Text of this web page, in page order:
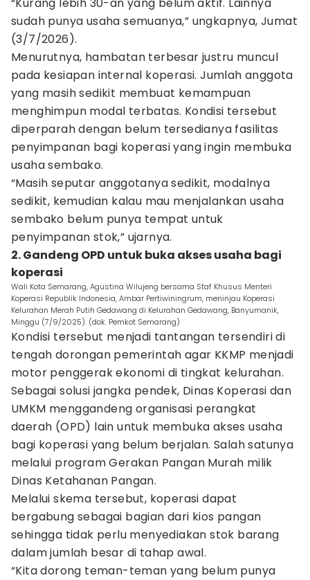
sudah punya usaha semuanya,” ungkapnya, Jumat
(3/7/2026).
Menurutnya, hambatan terbesar justru muncul
pada kesiapan internal koperasi. Jumlah anggota
yang masih sedikit membuat kemampuan
menghimpun modal terbatas. Kondisi tersebut
diperparah dengan belum tersedianya fasilitas
penyimpanan bagi koperasi yang ingin membuka
usaha sembako.
“Masih seputar anggotanya sedikit, modalnya
sedikit, kemudian kalau mau menjalankan usaha
sembako belum punya tempat untuk
penyimpanan stok,” ujarnya.
2. Gandeng OPD untuk buka akses usaha bagi
koperasi
Wali Kota Semarang, Agustina Wilujeng bersama Staf Khusus Menteri
Koperasi Republik Indonesia, Ambar Pertiwiningrum, meninjau Koperasi
Kelurahan Merah Putih Gedawang di Kelurahan Gedawang, Banyumanik,
Minggu (7/9/2025). (dok. Pemkot Semarang)
Kondisi tersebut menjadi tantangan tersendiri di
tengah dorongan pemerintah agar KKMP menjadi
motor penggerak ekonomi di tingkat kelurahan.
Sebagai solusi jangka pendek, Dinas Koperasi dan
UMKM menggandeng organisasi perangkat
daerah (OPD) lain untuk membuka akses usaha
bagi koperasi yang belum berjalan. Salah satunya
melalui program Gerakan Pangan Murah milik
Dinas Ketahanan Pangan.
Melalui skema tersebut, koperasi dapat
bergabung sebagai bagian dari kios pangan
sehingga tidak perlu menyediakan stok barang
dalam jumlah besar di tahap awal.
“Kita dorong teman-teman yang belum punya